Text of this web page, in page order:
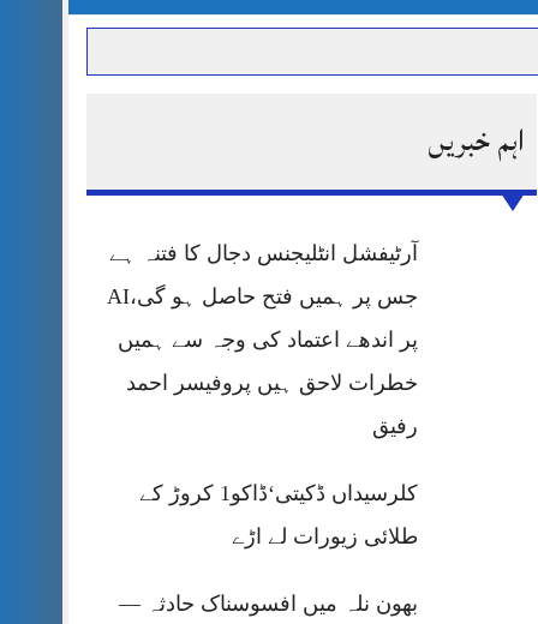
پر قربان
اہم خبریں
آرٹیفشل انٹلیجنس دجال کا فتنہ ہے
جس پر ہمیں فتح حاصل ہو گی،AI
پر اندھے اعتماد کی وجہ سے ہمیں
خطرات لاحق ہیں پروفیسر احمد
رفیق
کلرسیداں ڈکیتی‘ڈاکو1 کروڑ کے
طلائی زیورات لے اڑے
بھون نلہ میں افسوسناک حادثہ —